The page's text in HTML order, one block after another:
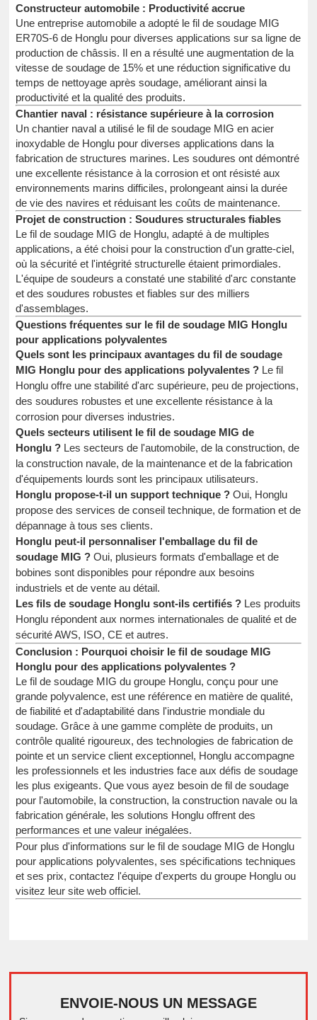
Constructeur automobile : Productivité accrue
Une entreprise automobile a adopté le fil de soudage MIG
ER70S-6 de Honglu pour diverses applications sur sa ligne de
production de châssis. Il en a résulté une augmentation de la
vitesse de soudage de 15% et une réduction significative du
temps de nettoyage après soudage, améliorant ainsi la
productivité et la qualité des produits.
Chantier naval : résistance supérieure à la corrosion
Un chantier naval a utilisé le fil de soudage MIG en acier
inoxydable de Honglu pour diverses applications dans la
fabrication de structures marines. Les soudures ont démontré
une excellente résistance à la corrosion et ont résisté aux
environnements marins difficiles, prolongeant ainsi la durée
de vie des navires et réduisant les coûts de maintenance.
Projet de construction : Soudures structurales fiables
Le fil de soudage MIG de Honglu, adapté à de multiples
applications, a été choisi pour la construction d'un gratte-ciel,
où la sécurité et l'intégrité structurelle étaient primordiales.
L'équipe de soudeurs a constaté une stabilité d'arc constante
et des soudures robustes et fiables sur des milliers
d'assemblages.
Questions fréquentes sur le fil de soudage MIG Honglu
pour applications polyvalentes
Quels sont les principaux avantages du fil de soudage
MIG Honglu pour des applications polyvalentes ? Le fil
Honglu offre une stabilité d'arc supérieure, peu de projections,
des soudures robustes et une excellente résistance à la
corrosion pour diverses industries.
Quels secteurs utilisent le fil de soudage MIG de
Honglu ? Les secteurs de l'automobile, de la construction, de
la construction navale, de la maintenance et de la fabrication
d'équipements lourds sont les principaux utilisateurs.
Honglu propose-t-il un support technique ? Oui, Honglu
propose des services de conseil technique, de formation et de
dépannage à tous ses clients.
Honglu peut-il personnaliser l'emballage du fil de
soudage MIG ? Oui, plusieurs formats d'emballage et de
bobines sont disponibles pour répondre aux besoins
industriels et de vente au détail.
Les fils de soudage Honglu sont-ils certifiés ? Les produits
Honglu répondent aux normes internationales de qualité et de
sécurité AWS, ISO, CE et autres.
Conclusion : Pourquoi choisir le fil de soudage MIG
Honglu pour des applications polyvalentes ?
Le fil de soudage MIG du groupe Honglu, conçu pour une
grande polyvalence, est une référence en matière de qualité,
de fiabilité et d'adaptabilité dans l'industrie mondiale du
soudage. Grâce à une gamme complète de produits, un
contrôle qualité rigoureux, des technologies de fabrication de
pointe et un service client exceptionnel, Honglu accompagne
les professionnels et les industries face aux défis de soudage
les plus exigeants. Que vous ayez besoin de fil de soudage
pour l'automobile, la construction, la construction navale ou la
fabrication générale, les solutions Honglu offrent des
performances et une valeur inégalées.
Pour plus d'informations sur le fil de soudage MIG de Honglu
pour applications polyvalentes, ses spécifications techniques
et ses prix, contactez l'équipe d'experts du groupe Honglu ou
visitez leur site web officiel.
ENVOIE-NOUS UN MESSAGE